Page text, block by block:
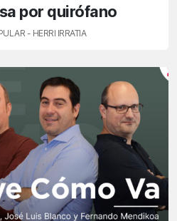
por quirófano
- HERRI IRRATIA